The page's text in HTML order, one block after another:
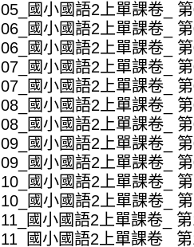
05_國小國語2上單課卷_
06_國小國語2上單課卷_
06_國小國語2上單課卷_
07_國小國語2上單課卷_
07_國小國語2上單課卷_
08_國小國語2上單課卷_
08_國小國語2上單課卷_
09_國小國語2上單課卷_
09_國小國語2上單課卷_
10_國小國語2上單課卷_
10_國小國語2上單課卷_
11_國小國語2上單課卷_
11_國小國語2上單課卷_